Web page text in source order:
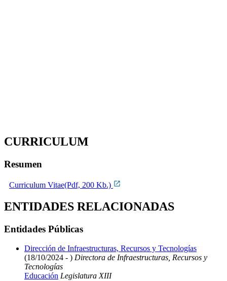
CURRICULUM
Resumen
Curriculum Vitae(Pdf, 200 Kb.)
ENTIDADES RELACIONADAS
Entidades Públicas
Dirección de Infraestructuras, Recursos y Tecnologías
(18/10/2024 - ) Directora de Infraestructuras, Recursos y
Tecnologías
Educación Legislatura XIII